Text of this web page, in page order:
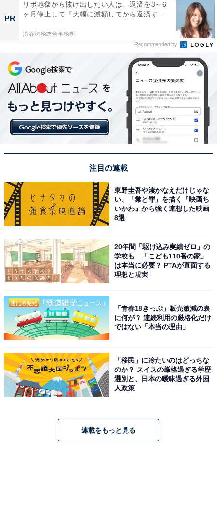
PR
リボ地獄から抜け出したい人は、返済を3～6
ヶ月停止して『大幅に減額してから返済す...
渋谷法務総合事務所
Recommended by
注目の連載
東野圭吾や湊かなえだけじゃな
い、「業と罪」を描く『映画ち
いかわ』から強く連想した映画
8選
20年間「駆け込み実績ゼロ」の
学校も…「こども110番の家」
は本当に必要？ PTAが直面する
理想と現実
「青春18きっぷ」販売激減の裏
に何が？ 連続利用の厳格化だけ
ではない「本当の理由」
「移民」に冷たいのはどっちな
のか？ スイスの厳格過ぎる学歴
選別と、日本の曖昧過ぎる外国
人政策
連載をもっと見る